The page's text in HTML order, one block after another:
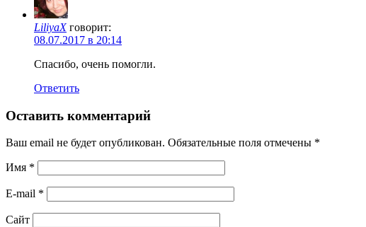
LiliyaX говорит:
08.07.2017 в 20:14
Спасибо, очень помогли.
Ответить
Оставить комментарий
Ваш email не будет опубликован. Обязательные поля отмечены *
Имя *
E-mail *
Сайт